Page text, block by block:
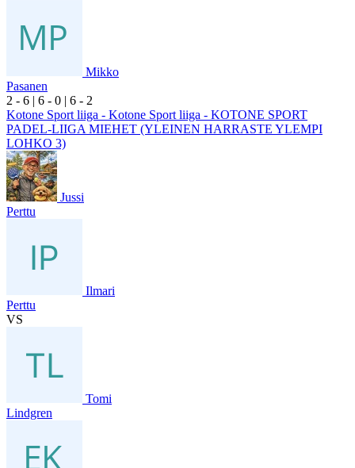
Mikko
Pasanen
2 - 6 | 6 - 0 | 6 - 2
Kotone Sport liiga - Kotone Sport liiga - KOTONE SPORT
PADEL-LIIGA MIEHET (YLEINEN HARRASTE YLEMPI
LOHKO 3)
Jussi
Perttu
Ilmari
Perttu
VS
Tomi
Lindgren